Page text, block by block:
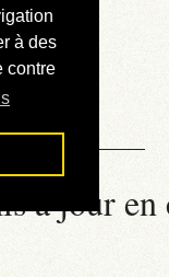
à des
contre
à jour